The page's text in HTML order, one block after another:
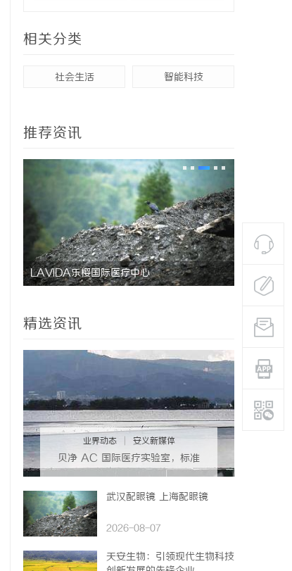
相关分类
社会生活 智能科技
推荐资讯
LAVIDA乐樱国际医疗中心 武汉配眼
精选资讯
业界动态 安义新媒体
贝净 AC 国际医疗实验室，标准
化研发体系全解析
武汉配眼镜 上海配眼镜
2026-08-07
天安生物：引领现代生物科技